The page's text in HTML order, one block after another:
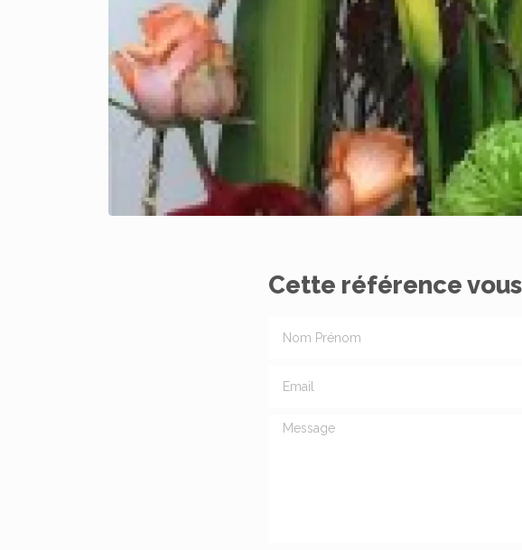
Cette référence
Message